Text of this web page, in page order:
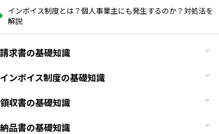
インボイス制度とは？個人事業主にも発生するのか？対処法を
解説
請求書の基礎知識
インボイス制度の基礎知識
領収書の基礎知識
納品書の基礎知識